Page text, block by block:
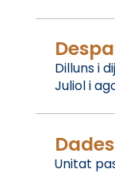
Dilluns i
Juliol i
Unitat